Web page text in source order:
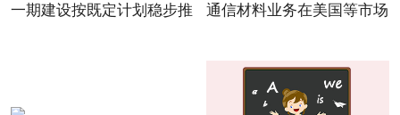
一期建设按既定计划稳步推
通信材料业务在美国等市场